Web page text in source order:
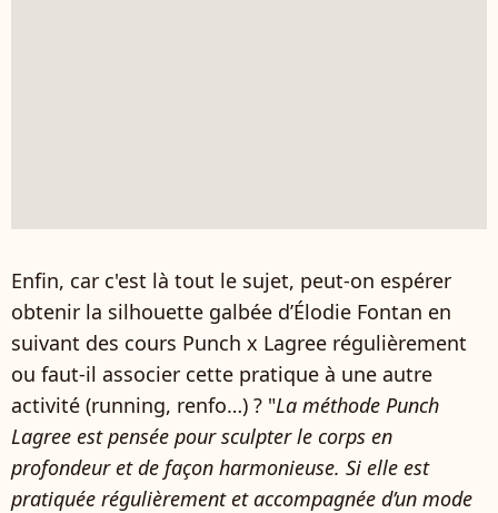
Enfin, car c'est là tout le sujet, peut-on espérer
obtenir la silhouette galbée d’Élodie Fontan en
suivant des cours Punch x Lagree régulièrement
ou faut-il associer cette pratique à une autre
activité (running, renfo…) ? "La méthode Punch
Lagree est pensée pour sculpter le corps en
profondeur et de façon harmonieuse. Si elle est
pratiquée régulièrement et accompagnée d’un mode